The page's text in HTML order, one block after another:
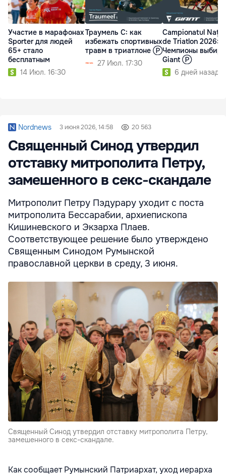
Участие в марафонах
Sporter для людей
65+ стало
бесплатным
14 Июл. 16:30
Траумель С: как
избежать спортивных
травм в триатлоне Ⓟ
27 Июл. 17:30
Campionatul
de Triatlon 2026:
Чемпионы
Giant Ⓟ
6 дней назад
Nordnews 3 июня 2026, 14:58 20 563
Священный Синод утвердил
отставку митрополита Петру,
замешенного в секс-скандале
Митрополит Петру Пэдурару уходит с поста
митрополита Бессарабии, архиепископа
Кишиневского и Экзарха Плаев.
Соответствующее решение было утверждено
Священным Синодом Румынской
православной церкви в среду, 3 июня.
Священный Синод утвердил отставку митрополита Петру,
замешенного в секс-скандале.
Как сообщает Румынский Патриархат, уход иерарха